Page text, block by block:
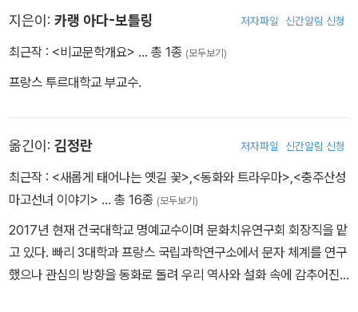
지은이: 카랭 아다-보틀링 저자파일 신간알림 신청
최근작 : <비교문학개요> … 총 1종 (모두보기)
프랑스 투르대학교 부교수.
옮긴이: 김정란 저자파일 신간알림 신청
최근작 : <새롭게 태어나는 옛길 꽃>,<동화와 트라우마>,<충주산성
마고선녀 이야기> … 총 16종 (모두보기)
2017년 현재 건국대학교 명예교수이며 문화치유연구회 회장직을 맡
고 있다. 빠리 3대학과 프랑스 국립과학연구소에서 문자 체계를 연구
했으나 관심의 방향을 동화로 돌려 우리 역사와 설화 속에 감추어진